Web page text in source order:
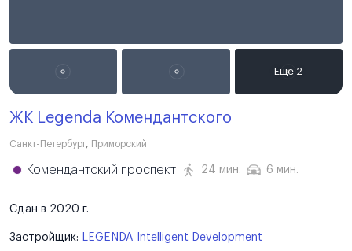
ЖК Legenda Комендантского
Санкт-Петербург, Приморский
Комендантский проспект 24 мин. 6 мин.
Сдан в 2020 г.
Застройщик: LEGENDA Intelligent Development